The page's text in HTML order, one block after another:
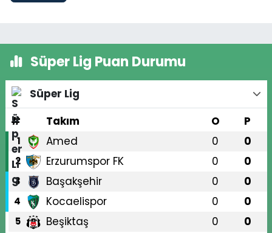
Süper Lig Puan Durumu
Süper Lig
#
Takım O P
1 Amed 0 0
2 Erzurumspor FK 0 0
3 Başakşehir 0 0
4 Kocaelispor 0 0
5 Beşiktaş 0 0